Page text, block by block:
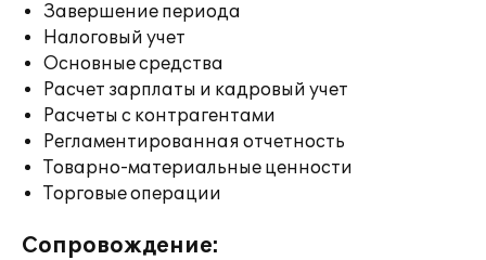
Завершение периода
Налоговый учет
Основные средства
Расчет зарплаты и кадровый учет
Расчеты с контрагентами
Регламентированная отчетность
Товарно-материальные ценности
Торговые операции
Сопровождение: